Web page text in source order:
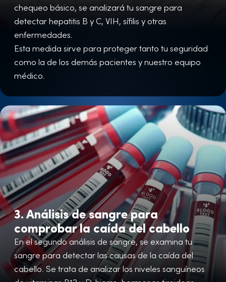
chequeo básico, se analizará tu sangre para
detectar hepatitis B y C, VIH, sífilis y otras
enfermedades.
Esta medida sirve para proteger tanto tu seguridad
como la de los demás pacientes y nuestro equipo
médico.
3. Análisis de sangre para
comprobar la caída del cabello
En el segundo análisis de sangre, se examina tu
sangre para detectar las causas de la caída del
cabello. Se trata de analizar los niveles sanguíneos